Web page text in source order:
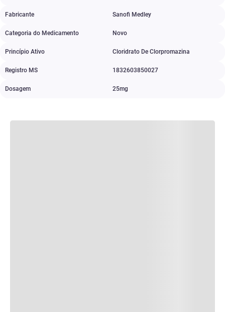
Fabricante Sanofi Medley
Categoria do Medicamento Novo
Princípio Ativo Cloridrato De Clorpromazina
Registro MS 1832603850027
Dosagem 25mg